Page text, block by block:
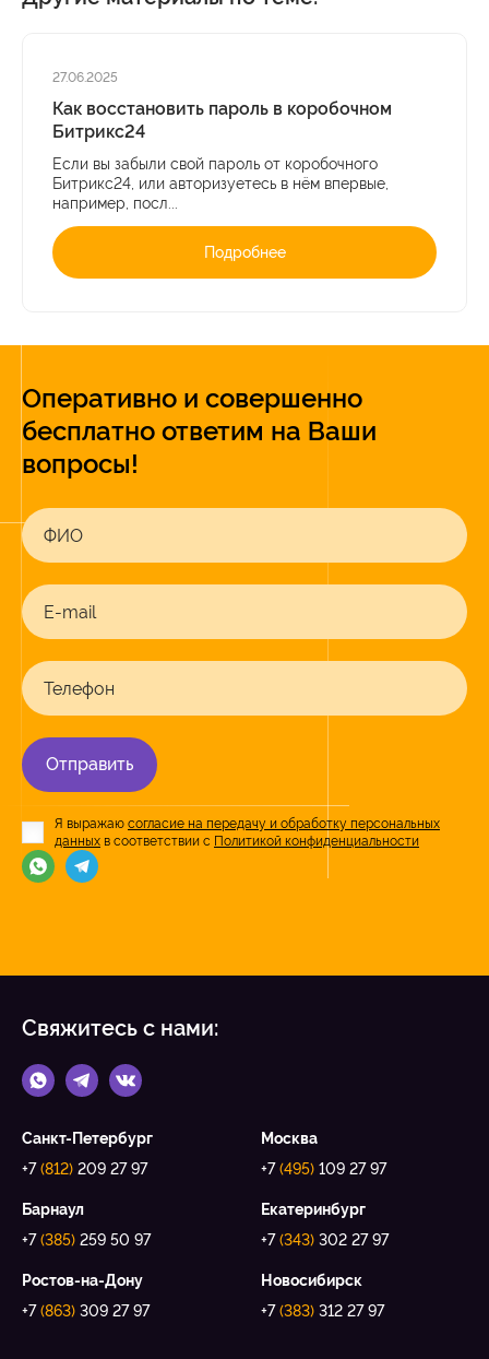
27.06.2025
Как восстановить пароль в коробочном
Битрикс24
Если вы забыли свой пароль от коробочного
Битрикс24, или авторизуетесь в нём впервые,
например, посл...
Подробнее
Оперативно и совершенно
бесплатно ответим на Ваши
вопросы!
ФИО
E-mail
Телефон
Отправить
Я выражаю согласие на передачу и обработку персональных
данных в соответствии с Политикой конфиденциальности
Свяжитесь с нами:
Санкт-Петербург
+7(812) 209 27 97
Москва
+7(495) 109 27 97
Барнаул
+7(385) 259 50 97
Екатеринбург
+7(343) 302 27 97
Ростов-на-Дону
+7(863) 309 27 97
Новосибирск
+7(383) 312 27 97